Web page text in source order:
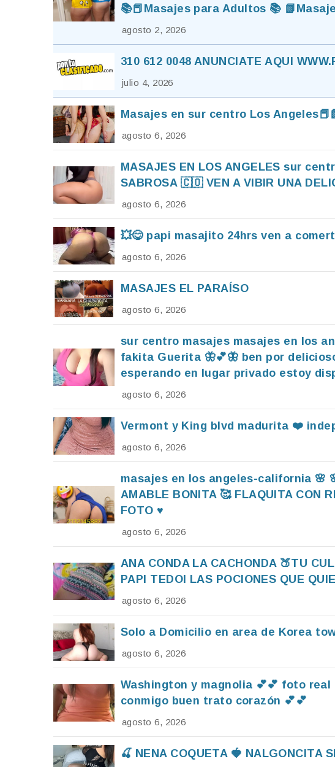
📚📕Masajes para Adultos 📚
agosto 2, 2026
310 612 0048 ANUNCIATE AQUI
julio 4, 2026
Masajes en sur centro Los
agosto 6, 2026
MASAJES EN LOS ANGELES sur
SABROSA 🇨🇴 VEN A VIBIR UNA
agosto 6, 2026
💥😋 papi masajito 24hrs ven a
agosto 6, 2026
MASAJES EL PARAÍSO
agosto 6, 2026
sur centro masajes masajes en los
fakita Guerita 🦋💕🦋 ben por
esperando en lugar privado estoy
agosto 6, 2026
Vermont y King blvd madurita ❤️
agosto 6, 2026
masajes en los angeles-california 🌸 🌸
AMABLE BONITA 🥰 FLAQUITA CON
FOTO ♥️
agosto 6, 2026
ANA CONDA LA CACHONDA 🍑TU
PAPI TEDOI LAS POCIONES QUE
agosto 6, 2026
Solo a Domicilio en area de Korea
agosto 6, 2026
Washington y magnolia 💕💕 foto
conmigo buen trato corazón 💕💕
agosto 6, 2026
🍒 NENA COQUETA 🍓 NALGONCITA